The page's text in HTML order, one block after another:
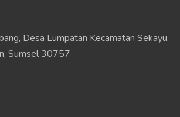
Desa Lumpatan Kecamatan Sekayu,
Sumsel 30757